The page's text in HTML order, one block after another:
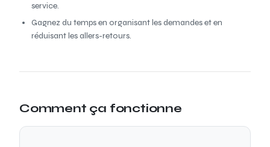
service.
Gagnez du temps en organisant les demandes et en
réduisant les allers-retours.
Comment ça fonctionne